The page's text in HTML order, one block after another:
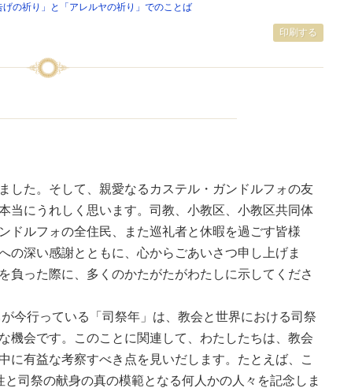
印刷する
げの祈り」と「アレルヤの祈り」でのことば
した。そして、親愛なるカステル・ガンドルフォの友
当にうれしく思います。司教、小教区、小教区共同体
ドルフォの全住民、また巡礼者と休暇を過ごす皆様
の深い感謝とともに、心からごあいさつ申し上げま
負った際に、多くのかたがたがわたしに示してくださ
今行っている「司祭年」は、教会と世界における司祭
機会です。このことに関連して、わたしたちは、教会
に有益な考察すべき点を見いだします。たとえば、こ
司祭の献身の真の模範となる何人かの人々を記念しま